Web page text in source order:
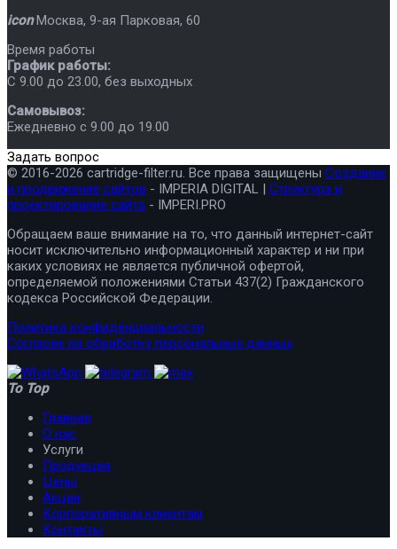
icon Москва, 9-ая Парковая, 60
Время работы
График работы:
C 9.00 до 23.00, без выходных
Самовывоз:
Ежедневно с 9.00 до 19.00
Задать вопрос
© 2016-2026 cartridge-filter.ru. Все права защищены Создание
и продвижение сайтов - IMPERIA DIGITAL | Структура и
проектирование сайта - IMPERI.PRO
Обращаем ваше внимание на то, что данный интернет-сайт
носит исключительно информационный характер и ни при
каких условиях не является публичной офертой,
определяемой положениями Статьи 437(2) Гражданского
кодекса Российской Федерации.
Политика конфиденциальности
Согласие на обработку персональных данных
To Top
Главная
О нас
Услуги
Продукция
Цены
Акции
Корпоративным клиентам
Контакты